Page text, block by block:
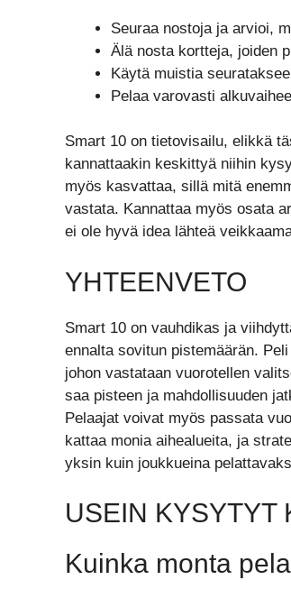
Seuraa nostoja ja arvioi,
Älä nosta kortteja, joiden
Käytä muistia
Pelaa varovasti
Smart 10 on tietovisailu, elikkä
kannattaakin keskittyä niihin
myös kasvattaa, sillä mitä
vastata. Kannattaa myös osata
ei ole hyvä idea lähteä
YHTEENVETO
Smart 10 on vauhdikas ja
ennalta sovitun pistemäärän.
johon vastataan vuorotellen
saa pisteen ja mahdollisuuden
Pelaajat voivat myös passata
kattaa monia aihealueita, ja
yksin kuin joukkueina
USEIN KYSYTYT
Kuinka monta